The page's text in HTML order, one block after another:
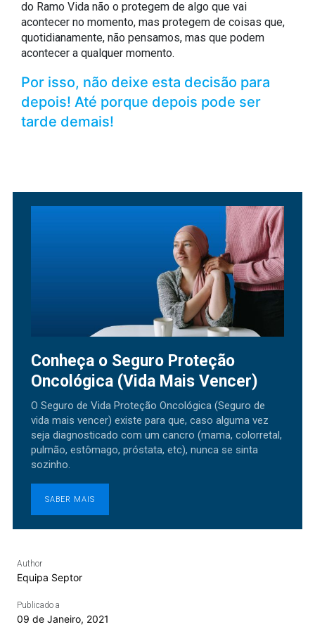
do Ramo Vida não o protegem de algo que vai
acontecer no momento, mas protegem de coisas que,
quotidianamente, não pensamos, mas que podem
acontecer a qualquer momento.
Por isso, não deixe esta decisão para
depois! Até porque depois pode ser
tarde demais!
Conheça o Seguro Proteção
Oncológica (Vida Mais Vencer)
O Seguro de Vida Proteção Oncológica (Seguro de
vida mais vencer) existe para que, caso alguma vez
seja diagnosticado com um cancro (mama, colorretal,
pulmão, estômago, próstata, etc), nunca se sinta
sozinho.
SABER MAIS
Author
Equipa Septor
Publicado a
09 de Janeiro, 2021